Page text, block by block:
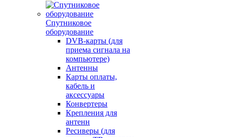
Спутниковое
оборудование
DVB-карты (для
приема сигнала на
компьютере)
Антенны
Карты оплаты,
кабель и
аксессуары
Конвертеры
Крепления для
антенн
Ресиверы (для